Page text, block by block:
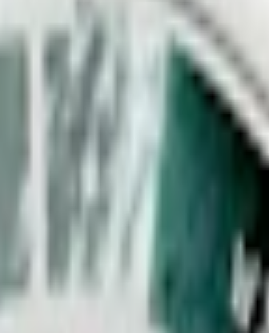
YOIK AB i Gransholm, där Helwit strävar efter att
Violet , alla i slimmade
om Helwit snus längre ner på denna sida.